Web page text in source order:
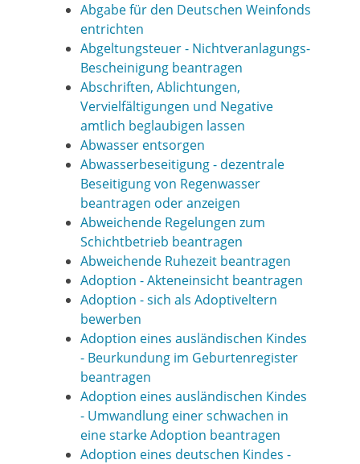
Abgabe für den Deutschen Weinfonds
entrichten
Abgeltungsteuer - Nichtveranlagungs-
Bescheinigung beantragen
Abschriften, Ablichtungen,
Vervielfältigungen und Negative
amtlich beglaubigen lassen
Abwasser entsorgen
Abwasserbeseitigung - dezentrale
Beseitigung von Regenwasser
beantragen oder anzeigen
Abweichende Regelungen zum
Schichtbetrieb beantragen
Abweichende Ruhezeit beantragen
Adoption - Akteneinsicht beantragen
Adoption - sich als Adoptiveltern
bewerben
Adoption eines ausländischen Kindes
- Beurkundung im Geburtenregister
beantragen
Adoption eines ausländischen Kindes
- Umwandlung einer schwachen in
eine starke Adoption beantragen
Adoption eines deutschen Kindes -